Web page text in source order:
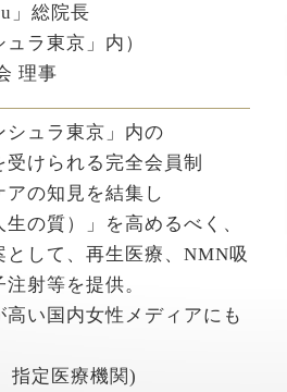
」総院長
ラ東京」内）
理事
ュラ東京」内の
けられる完全会員制
の知見を結集し
の質）」を高めるべく、
して、再生医療、NMN吸
射等を提供。
い国内女性メディアにも
定医療機関)